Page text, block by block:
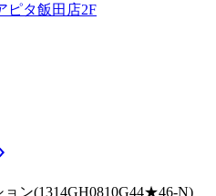
ピタ飯田店2F
ン(1314GH0810G44★46-N)